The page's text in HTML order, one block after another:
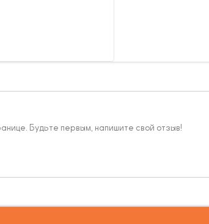
Будьте первым, напишите свой отзыв!